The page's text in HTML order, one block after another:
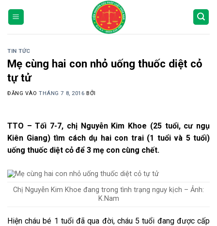
TIN TỨC
Mẹ cùng hai con nhỏ uống thuốc diệt cỏ
tự tử
ĐĂNG VÀOTHÁNG 7 8, 2016 BỞI
TTO – Tối 7-7, chị Nguyễn Kim Khoe (25 tuổi, cư ngụ
Kiên Giang) tìm cách dụ hai con trai (1 tuổi và 5 tuổi)
uống thuốc diệt cỏ để 3 mẹ con cùng chết.
Chị Nguyễn Kim Khoe đang trong tình trạng nguy kịch – Ảnh:
K.Nam
Hiện cháu bé 1 tuổi đã qua đời, cháu 5 tuổi đang được cấp